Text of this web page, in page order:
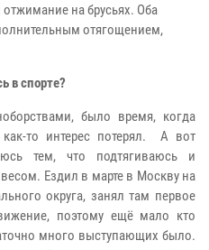
на брусьях. Оба
отягощением,
в спорте?
было время, когда
то интерес потерял. А вот
тем, что подтягиваюсь и
Ездил в марте в Москву на
округа, занял там первое
поэтому ещё мало кто
много выступающих было.